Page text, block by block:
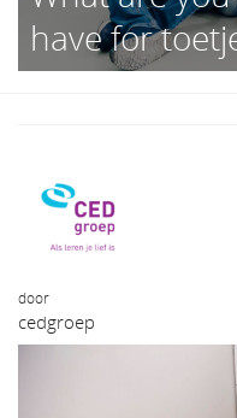
have for
door
cedgroep